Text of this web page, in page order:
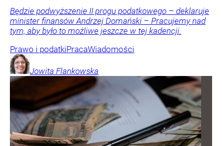
Będzie podwyższenie II progu podatkowego – deklaruje
minister finansów Andrzej Domański – Pracujemy nad
tym, aby było to możliwe jeszcze w tej kadencji.
Prawo i podatkiPracaWiadomości
Jowita Flankowska